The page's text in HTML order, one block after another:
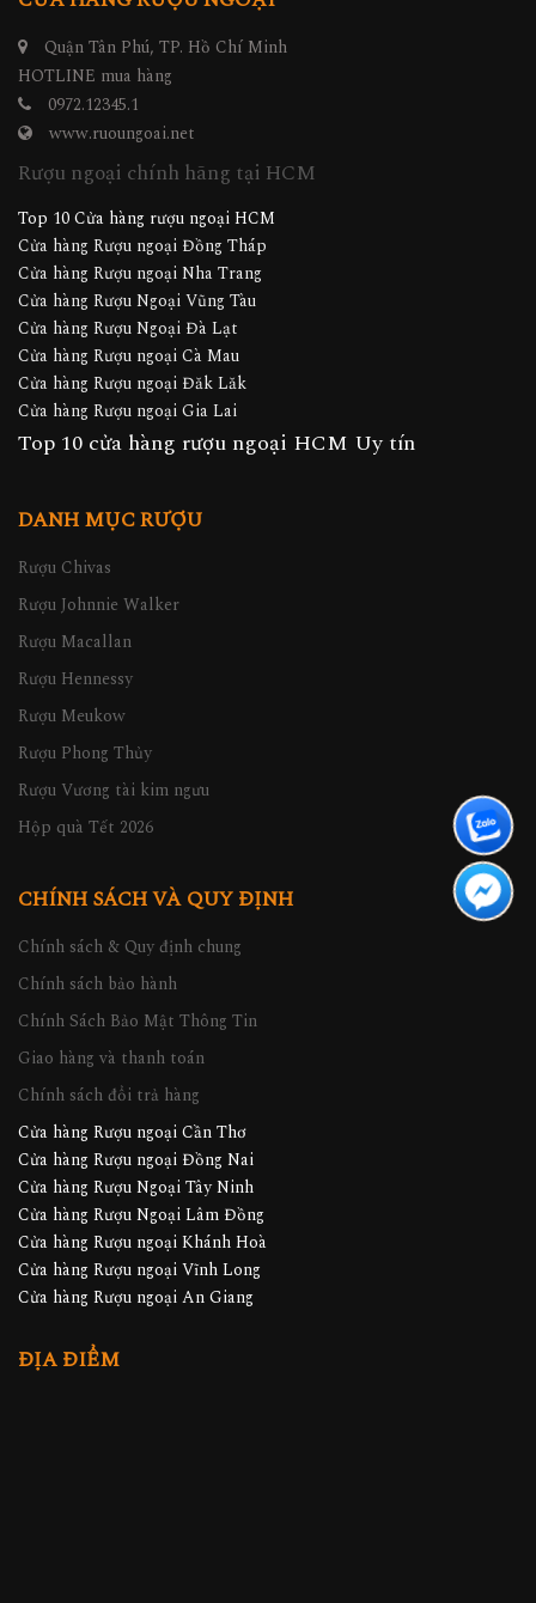
Quận Tân Phú, TP. Hồ Chí Minh
HOTLINE mua hàng
0972.12345.1
www.ruoungoai.net
Rượu ngoại chính hãng tại HCM
Top 10 Cửa hàng rượu ngoại HCM
Cửa hàng Rượu ngoại Đồng Tháp
Cửa hàng Rượu ngoại Nha Trang
Cửa hàng Rượu Ngoại Vũng Tàu
Cửa hàng Rượu Ngoại Đà Lạt
Cửa hàng Rượu ngoại Cà Mau
Cửa hàng Rượu ngoại Đăk Lăk
Cửa hàng Rượu ngoại Gia Lai
Top 10 cửa hàng rượu ngoại HCM Uy tín
DANH MỤC RƯỢU
Rượu Chivas
Rượu Johnnie Walker
Rượu Macallan
Rượu Hennessy
Rượu Meukow
Rượu Phong Thủy
Rượu Vương tài kim ngưu
Hộp quà Tết 2026
CHÍNH SÁCH VÀ QUY ĐỊNH
Chính sách & Quy định chung
Chính sách bảo hành
Chính Sách Bảo Mật Thông Tin
Giao hàng và thanh toán
Chính sách đổi trả hàng
Cửa hàng Rượu ngoại Cần Thơ
Cửa hàng Rượu ngoại Đồng Nai
Cửa hàng Rượu Ngoại Tây Ninh
Cửa hàng Rượu Ngoại Lâm Đồng
Cửa hàng Rượu ngoại Khánh Hoà
Cửa hàng Rượu ngoại Vĩnh Long
Cửa hàng Rượu ngoại An Giang
ĐỊA ĐIỂM